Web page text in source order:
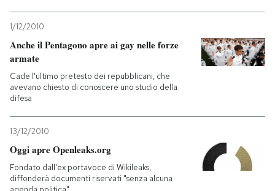
1/12/2010
Anche il Pentagono apre ai gay nelle forze
armate
Cade l'ultimo pretesto dei repubblicani, che
avevano chiesto di conoscere uno studio della
difesa
13/12/2010
Oggi apre Openleaks.org
Fondato dall'ex portavoce di Wikileaks,
diffonderà documenti riservati "senza alcuna